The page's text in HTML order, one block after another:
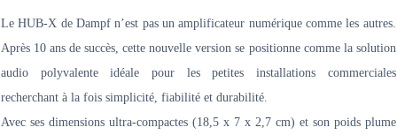
Le HUB-X de Dampf n’est pas un amplificateur numérique comme les autres.
Après 10 ans de succès, cette nouvelle version se positionne comme la solution
audio polyvalente idéale pour les petites installations commerciales
recherchant à la fois simplicité, fiabilité et durabilité.
Avec ses dimensions ultra-compactes (18,5 x 7 x 2,7 cm) et son poids plume